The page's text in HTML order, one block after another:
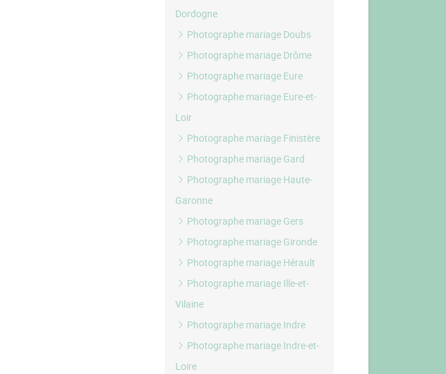
Dordogne
Photographe mariage Doubs
Photographe mariage Drôme
Photographe mariage Eure
Photographe mariage Eure-et-
Loir
Photographe mariage Finistère
Photographe mariage Gard
Photographe mariage Haute-
Garonne
Photographe mariage Gers
Photographe mariage Gironde
Photographe mariage Hérault
Photographe mariage Ille-et-
Vilaine
Photographe mariage Indre
Photographe mariage Indre-et-
Loire